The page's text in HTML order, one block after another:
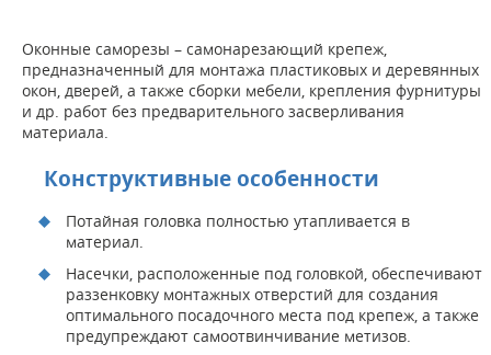
Оконные саморезы – самонарезающий крепеж,
предназначенный для монтажа пластиковых и деревянных
окон, дверей, а также сборки мебели, крепления фурнитуры
и др. работ без предварительного засверливания
материала.
Конструктивные особенности
Потайная головка полностью утапливается в
материал.
Насечки, расположенные под головкой, обеспечивают
раззенковку монтажных отверстий для создания
оптимального посадочного места под крепеж, а также
предупреждают самоотвинчивание метизов.